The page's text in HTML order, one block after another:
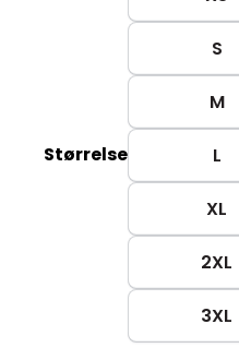
Størrelse
S
M
L
XL
2XL
3XL